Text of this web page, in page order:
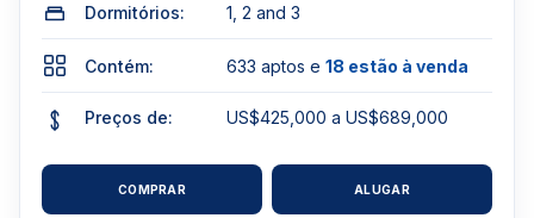
Dormitórios: 1, 2 and 3
Contém: 633 aptos e 18 estão à venda
Preços de: US$425,000 a US$689,000
COMPRAR ALUGAR